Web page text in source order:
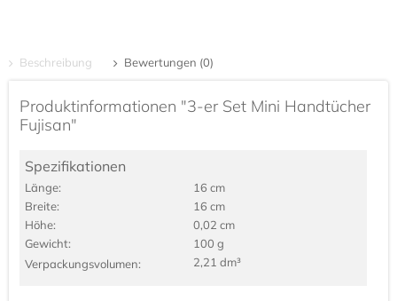
Beschreibung Bewertungen (0)
Produktinformationen "3-er Set Mini Handtücher
Fujisan"
Spezifikationen
Länge:
16 cm
Breite:
16 cm
Höhe:
0,02 cm
Gewicht:
100 g
Verpackungs­volumen:
2,21 dm³